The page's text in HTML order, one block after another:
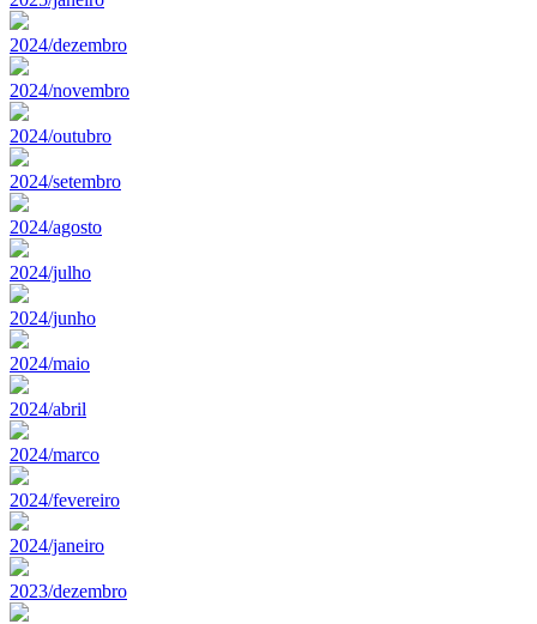
2024/dezembro
2024/novembro
2024/outubro
2024/setembro
2024/agosto
2024/julho
2024/junho
2024/maio
2024/abril
2024/marco
2024/fevereiro
2024/janeiro
2023/dezembro